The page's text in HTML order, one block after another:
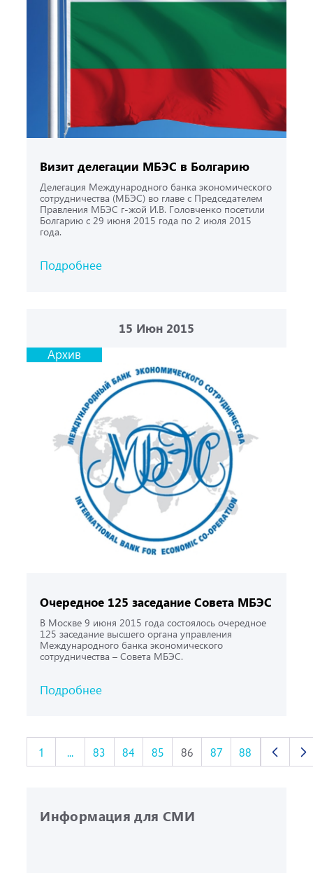
Визит делегации МБЭС в Болгарию
Делегация Международного банка экономического
сотрудничества (МБЭС) во главе с Председателем
Правления МБЭС г-жой И.В. Головченко посетили
Болгарию с 29 июня 2015 года по 2 июля 2015
года.
Подробнее
15 Июн 2015
Архив
Очередное 125 заседание Совета МБЭС
В Москве 9 июня 2015 года состоялось очередное
125 заседание высшего органа управления
Международного банка экономического
сотрудничества – Совета МБЭС.
Подробнее
1 ... 83 84 85 86 87 88
Информация для СМИ